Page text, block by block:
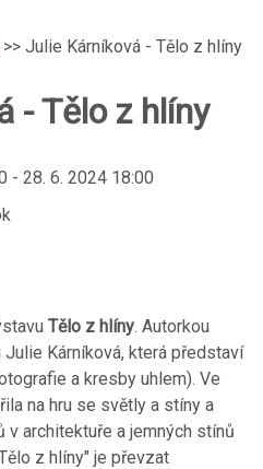
>> Julie Kárníková - Tělo z hlíny
- Tělo z hlíny
- 28. 6. 2024 18:00
Tělo z hlíny. Autorkou
Kárníková, která představí
a kresby uhlem). Ve
na hru se světly a stíny a
v architektuře a jemných stínů
z hlíny" je převzat